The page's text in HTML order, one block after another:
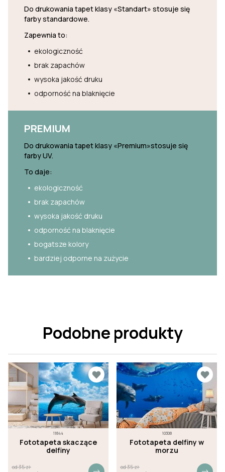
Do drukowania tapet klasy «Standart» stosuje się
farby standardowe.
Zapewnia to:
ekologiczność
brak zapachów
wysoka jakość druku
odporność na blaknięcie
PREMIUM
Do drukowania tapet klasy «Premium»stosuje się
farby UV.
To daje:
ekologiczność
brak zapachów
wysoka jakość druku
odporność na blaknięcie
bogatsze kolory
bardziej odporne na zużycie
Podobne produkty
11844
Fototapeta skaczące
delfiny
od35zł
10308
Fototapeta delfiny w
morzu
od35zł